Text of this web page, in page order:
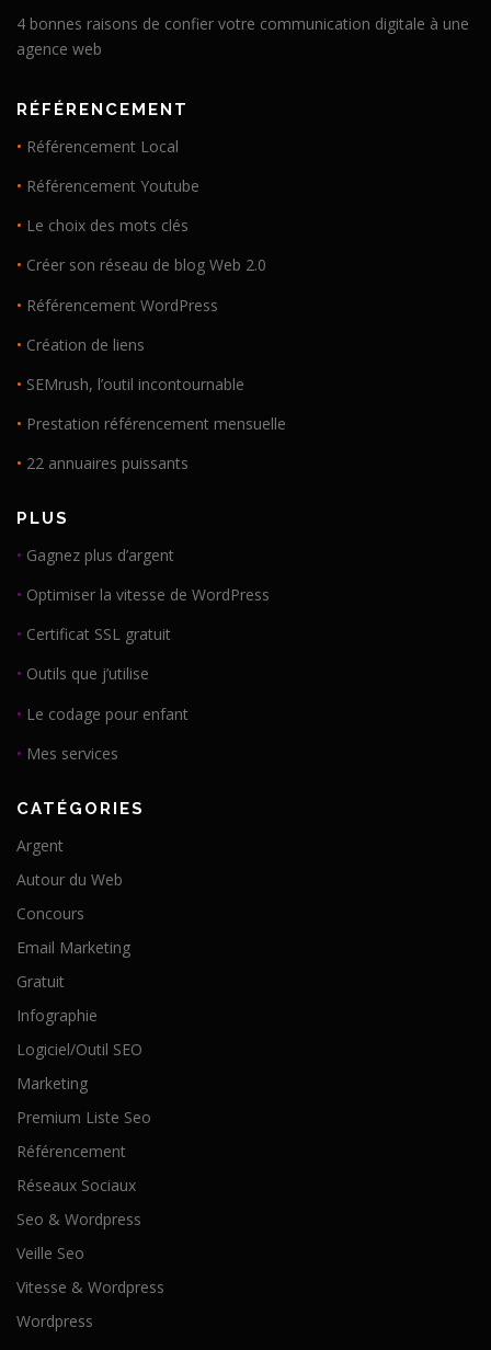
4 bonnes raisons de confier votre communication digitale à une
agence web
RÉFÉRENCEMENT
• Référencement Local
• Référencement Youtube
• Le choix des mots clés
• Créer son réseau de blog Web 2.0
• Référencement WordPress
• Création de liens
• SEMrush, l’outil incontournable
• Prestation référencement mensuelle
• 22 annuaires puissants
PLUS
• Gagnez plus d’argent
• Optimiser la vitesse de WordPress
• Certificat SSL gratuit
• Outils que j’utilise
• Le codage pour enfant
• Mes services
CATÉGORIES
Argent
Autour du Web
Concours
Email Marketing
Gratuit
Infographie
Logiciel/Outil SEO
Marketing
Premium Liste Seo
Référencement
Réseaux Sociaux
Seo & Wordpress
Veille Seo
Vitesse & Wordpress
Wordpress